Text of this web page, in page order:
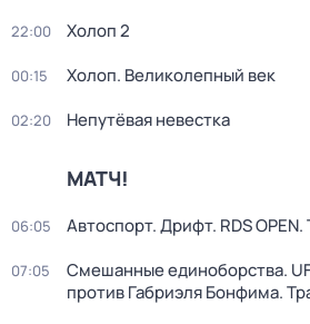
22:00 Холоп 2
00:15 Холоп. Великолепный век
02:20 Непутёвая невестка
МАТЧ!
06:05 Автоспорт. Дрифт. RDS
07:05
Смешанные единоборства.
против Габриэля Бонфима.